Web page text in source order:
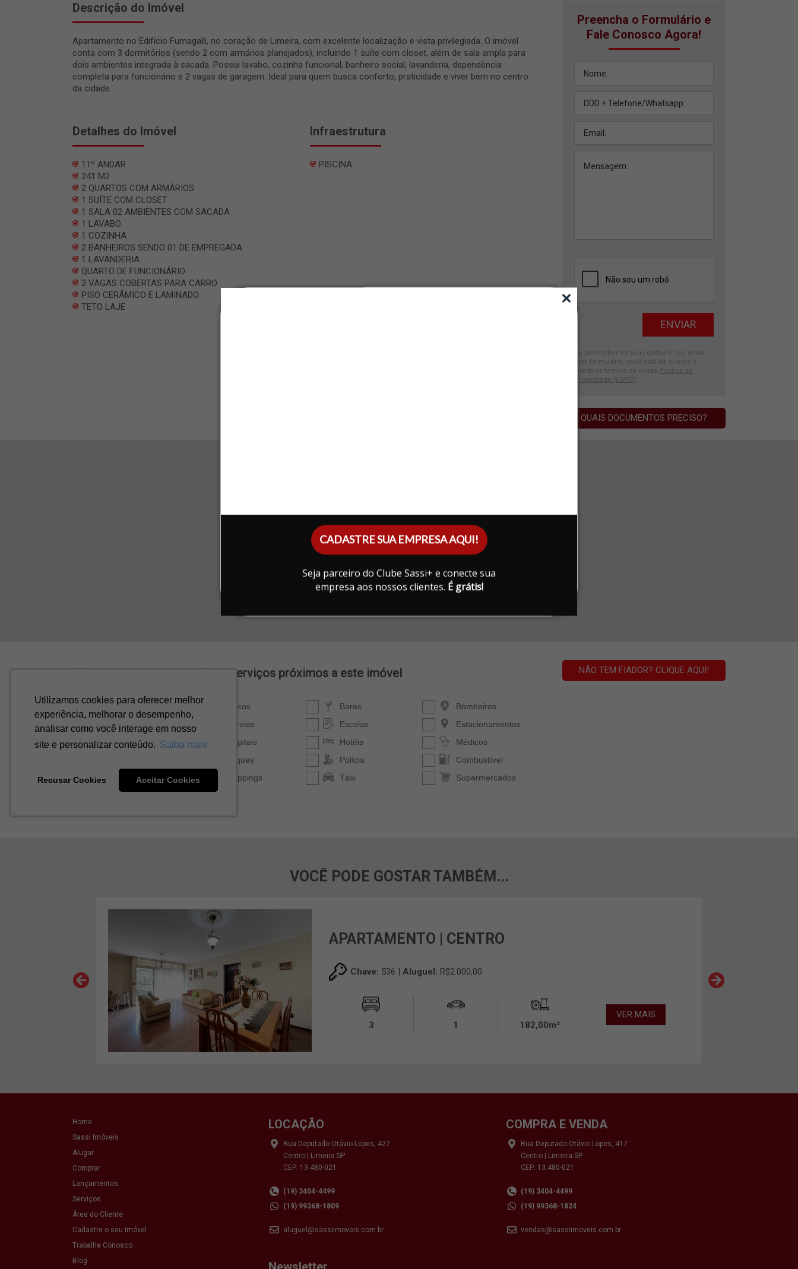
CADASTRE SUA EMPRESA AQUI!
Seja parceiro do Clube Sassi+ e conecte sua
empresa aos nossos clientes. É grátis!
Descrição do Imóvel
Apartamento no Edifício Fumagalli, no coração de Limeira, com excelente localização e vista privilegiada. O imóvel
conta com 3 dormitórios (sendo 2 com armários planejados), incluindo 1 suíte com closet, além de sala ampla para
dois ambientes integrada à sacada. Possui lavabo, cozinha funcional, banheiro social, lavanderia, dependência
completa para funcionário e 2 vagas de garagem. Ideal para quem busca conforto, praticidade e viver bem no centro
da cidade.
Detalhes do Imóvel
11º ANDAR
241 M2
2 QUARTOS COM ARMÁRIOS
1 SUÍTE COM CLOSET
1 SALA 02 AMBIENTES COM SACADA
1 LAVABO
1 COZINHA
2 BANHEIROS SENDO 01 DE EMPREGADA
1 LAVANDERIA
QUARTO DE FUNCIONÁRIO
2 VAGAS COBERTAS PARA CARRO
PISO CERÂMICO E LAMINADO
TETO LAJE
Infraestrutura
PISCINA
Preencha o Formulário e
Fale Conosco Agora!
Ao preencher os seus dados e nos enviar
este formulário, você está de acordo e
aceita os termos da nossa
Política de
Privacidade (LGPD)
QUAIS DOCUMENTOS PRECISO?
VOCÊ PODE GOSTAR TAMBÉM...
APARTAMENTO | CENTRO
Chave: 536 |Aluguel: R$2.000,00
3 1 182,00m²
VER MAIS
Home
Sassi Imóveis
Alugar
Comprar
Lançamentos
Serviços
Área do Cliente
Cadastre o seu Imóvel
Trabalhe Conosco
Blog
LOCAÇÃO
Rua Deputado Otávio Lopes, 427
Centro | Limeira SP
CEP: 13.480-021
(19) 3404-4499
(19) 99368-1809
aluguel@sassiimoveis.com.br
COMPRA E VENDA
Rua Deputado Otávio Lopes, 417
Centro | Limeira SP
CEP: 13.480-021
(19) 3404-4499
(19) 99368-1824
vendas@sassiimoveis.com.br